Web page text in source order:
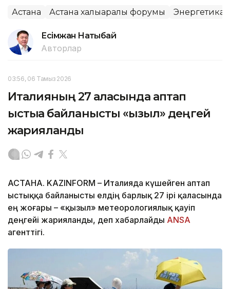
Астана Астана халықаралық форумы Энергетика
Есімжан Нақтыбай
Авторлар
03:56, 06 Тамыз 2026
Италияның 27 қаласында аптап
ыстыққа байланысты «қызыл» деңгей
жарияланды
АСТАНА. KAZINFORM – Италияда күшейген аптап
ыстыққа байланысты елдің барлық 27 ірі қаласында
ең жоғары – «қызыл» метеорологиялық қауіп
деңгейі жарияланды, деп хабарлайды ANSA
агенттігі.